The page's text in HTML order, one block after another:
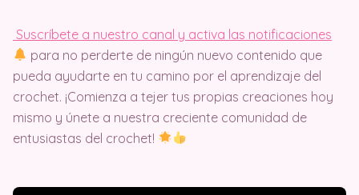
Suscríbete a nuestro canal y activa las notificaciones
para no perderte de ningún nuevo contenido que
pueda ayudarte en tu camino por el aprendizaje del
crochet. ¡Comienza a tejer tus propias creaciones hoy
mismo y únete a nuestra creciente comunidad de
entusiastas del crochet!